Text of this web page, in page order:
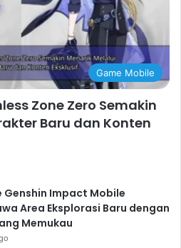
Game Mobile
Zone Zero Semakin
Baru dan Konten
Genshin Impact Mobile
Area Eksplorasi Baru dengan
Memukau